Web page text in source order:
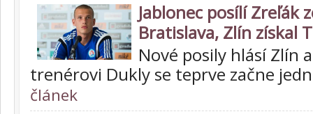
Jablonec posílí Zreľák
Bratislava, Zlín získal
Nové posily hlásí Zlín
trenérovi Dukly se teprve začne
článek